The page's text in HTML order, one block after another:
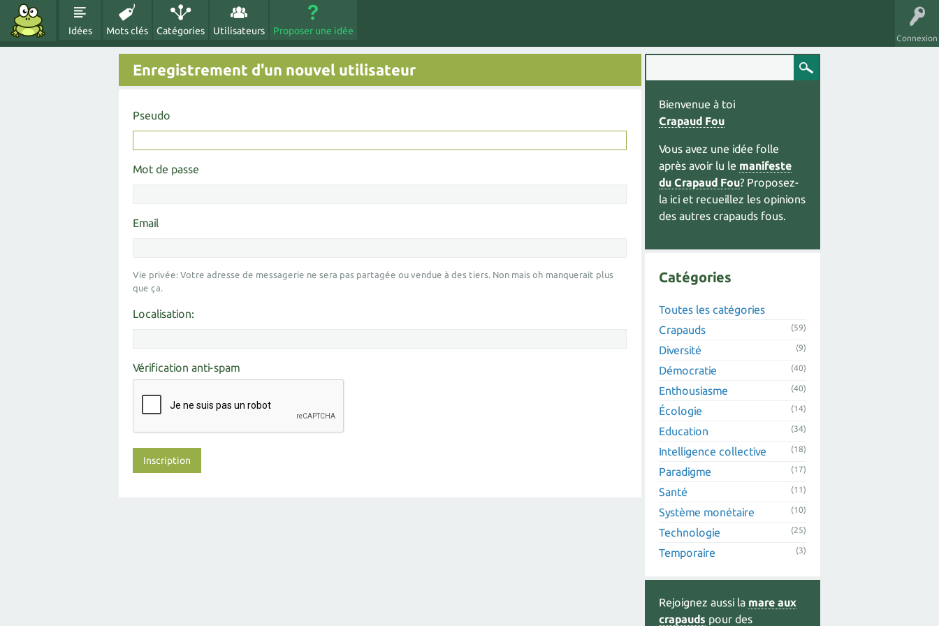
Connexion
Idées Mots clés Catégories Utilisateurs Proposer une idée
Enregistrement d'un nouvel utilisateur
Pseudo
Mot de passe
Email
Vie privée: Votre adresse de messagerie ne sera pas partagée ou vendue à des tiers. Non mais oh manquerait plus
que ça.
Localisation:
Vérification anti-spam
Bienvenue à toi
Crapaud Fou
Vous avez une idée folle
après avoir lu le manifeste
du Crapaud Fou? Proposez-
la ici et recueillez les opinions
des autres crapauds fous.
Catégories
Toutes les catégories
Crapauds
(59)
Diversité (9)
Démocratie (40)
Enthousiasme (40)
Écologie (14)
Education (34)
Intelligence collective (18)
Paradigme (17)
Santé (11)
Système monétaire (10)
Technologie (25)
Temporaire (3)
Rejoignez aussi la mare aux
crapauds pour des